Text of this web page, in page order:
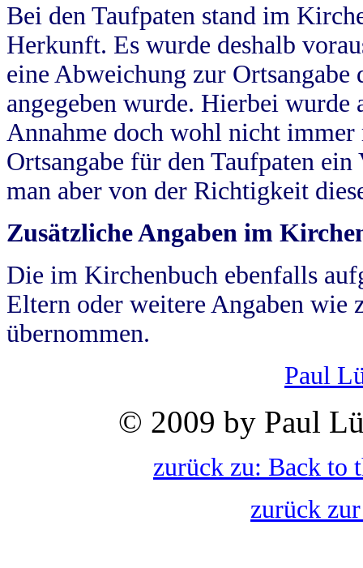
Bei den Taufpaten stand im
Herkunft. Es wurde deshalb
eine Abweichung zur
angegeben wurde. Hierbei wurde
Annahme doch wohl nicht
Ortsangabe für den Taufpaten
man aber von der Richtigkeit
Zusätzliche Angaben im
Die im Kirchenbuch ebenfalls
Eltern oder weitere Angaben wie
übernommen.
Paul
© 2009 by Paul
zurück zu: Back to
zurück